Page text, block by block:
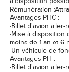
Rémunération
Avantages PHC :
·Billet d'avion
·Mise à
moins de 1 an et 6
·Un véhicule de
Avantages PH :
·Billet d'avion